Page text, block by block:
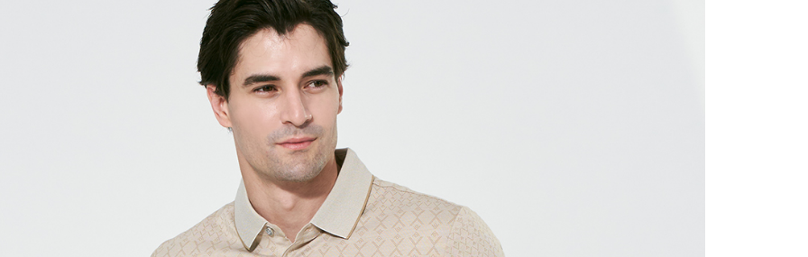
宅配(本島)
每筆NT$80，滿NT$1,200(含以上)免運費
宅配(離島)
每筆NT$80，滿NT$1,200(含以上)免運費